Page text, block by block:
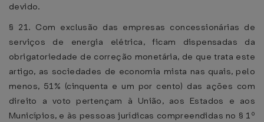
devido.
§ 21. Com exclusão das empresas concessionárias de
serviços de energia elétrica, ficam dispensadas da
obrigatoriedade de correção monetária, de que trata este
artigo, as sociedades de economia mista nas quais, pelo
menos, 51% (cinquenta e um por cento) das ações com
direito a voto pertençam à União, aos Estados e aos
Municípios, e às pessoas jurídicas compreendidas no § 1º